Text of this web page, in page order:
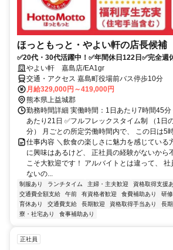
ほっともっと・やよい軒の店長候補
✅20代・30代活躍中！✅年間休日122日✅完全週
やよい軒 嘉島店/EA1gr
交通・アクセス 嘉島町役場前バス停歩10分
月給329,000円～419,000円
熊本県上益城郡
勤務時間詳細 実働時間：1日あたり7時間45
あたり21日 ✅フルフレックスタイム制 （1日
分） 月ごとの所定労働時間内で、 この日は5
仕事内容 ＼飲食の楽しさに魅力を感じている
に興味はあるけど、 正社員の経験がないか
こそ大歓迎です！ アルバイトとは違って、
ないの...
制服あり ランチタイム 主婦・主夫歓迎 資格取得支援
交通費全額支給
午前 有資格者歓迎 食費補助あり 研
育休あり
交通費支給 長期歓迎 資格取得手当あり 長
寮・社宅あり
食事補助あり
正社員